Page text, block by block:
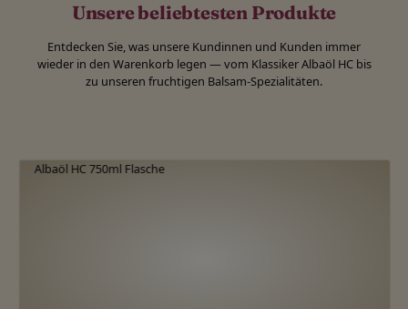
Unsere beliebtesten Produkte
Entdecken Sie, was unsere Kundinnen und Kunden immer
wieder in den Warenkorb legen — vom Klassiker Albaöl HC bis
zu unseren fruchtigen Balsam-Spezialitäten.
Produktgalerie überspringen